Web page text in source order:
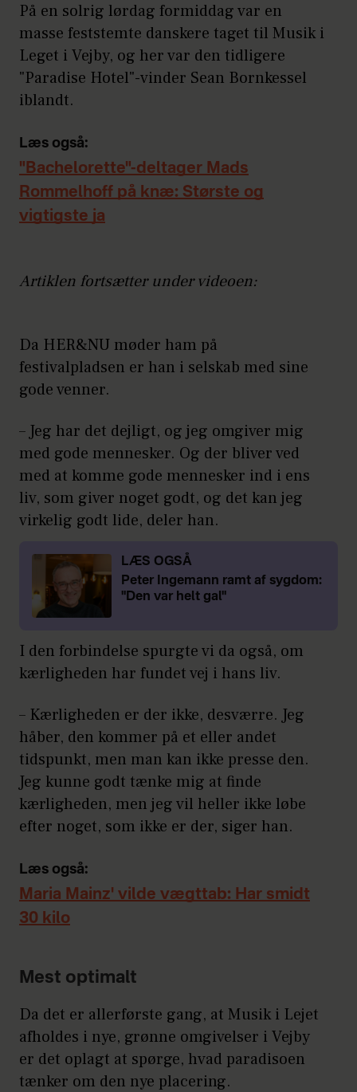
På en solrig lørdag formiddag var en
masse feststemte danskere taget til Musik i
Leget i Vejby, og her var den tidligere
"Paradise Hotel"-vinder Sean Bornkessel
iblandt.
Læs også:
"Bachelorette"-deltager Mads
Rommelhoff på knæ: Største og
vigtigste ja
Artiklen fortsætter under videoen:
Da HER&NU møder ham på
festivalpladsen er han i selskab med sine
gode venner.
– Jeg har det dejligt, og jeg omgiver mig
med gode mennesker. Og der bliver ved
med at komme gode mennesker ind i ens
liv, som giver noget godt, og det kan jeg
virkelig godt lide, deler han.
LÆS OGSÅ
Peter Ingemann ramt af sygdom:
"Den var helt gal"
I den forbindelse spurgte vi da også, om
kærligheden har fundet vej i hans liv.
– Kærligheden er der ikke, desværre. Jeg
håber, den kommer på et eller andet
tidspunkt, men man kan ikke presse den.
Jeg kunne godt tænke mig at finde
kærligheden, men jeg vil heller ikke løbe
efter noget, som ikke er der, siger han.
Læs også:
Maria Mainz' vilde vægttab: Har smidt
30 kilo
Mest optimalt
Da det er allerførste gang, at Musik i Lejet
afholdes i nye, grønne omgivelser i Vejby
er det oplagt at spørge, hvad paradisoen
tænker om den nye placering.